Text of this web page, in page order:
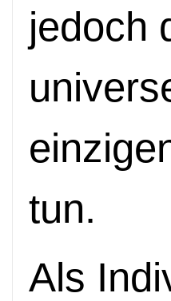
jedoch
tun.
Als